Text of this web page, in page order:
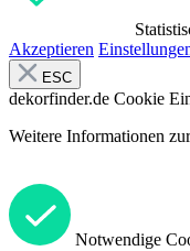
Akzeptieren
ESC
dekorfinder.de Cookie
Weitere Informationen
Notwendige